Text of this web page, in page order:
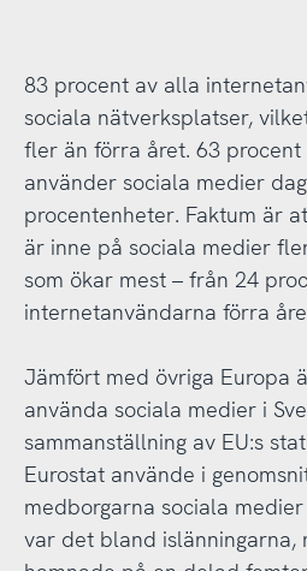
83 procent av alla
sociala nätverksplatser,
fler än förra året. 63
använder sociala medier
procentenheter. Faktum är
är inne på sociala medier
som ökar mest – från 24
internetanvändarna förra
Jämfört med övriga Europa
använda sociala medier i
sammanställning av EU:s
Eurostat använde i
medborgarna sociala
var det bland islänningarna,